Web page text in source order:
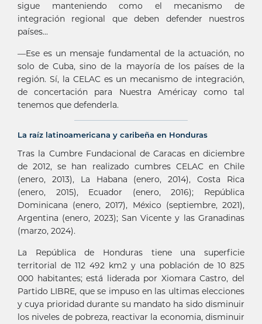
sigue manteniendo como el mecanismo de
integración regional que deben defender nuestros
países...
—Ese es un mensaje fundamental de la actuación, no
solo de Cuba, sino de la mayoría de los países de la
región. Sí, la CELAC es un mecanismo de integración,
de concertación para Nuestra Américay como tal
tenemos que defenderla.
La raíz latinoamericana y caribeña en Honduras
Tras la Cumbre Fundacional de Caracas en diciembre
de 2012, se han realizado cumbres CELAC en Chile
(enero, 2013), La Habana (enero, 2014), Costa Rica
(enero, 2015), Ecuador (enero, 2016); República
Dominicana (enero, 2017), México (septiembre, 2021),
Argentina (enero, 2023); San Vicente y las Granadinas
(marzo, 2024).
La República de Honduras tiene una superficie
territorial de 112 492 km2 y una población de 10 825
000 habitantes; está liderada por Xiomara Castro, del
Partido LIBRE, que se impuso en las ultimas elecciones
y cuya prioridad durante su mandato ha sido disminuir
los niveles de pobreza, reactivar la economia, disminuir